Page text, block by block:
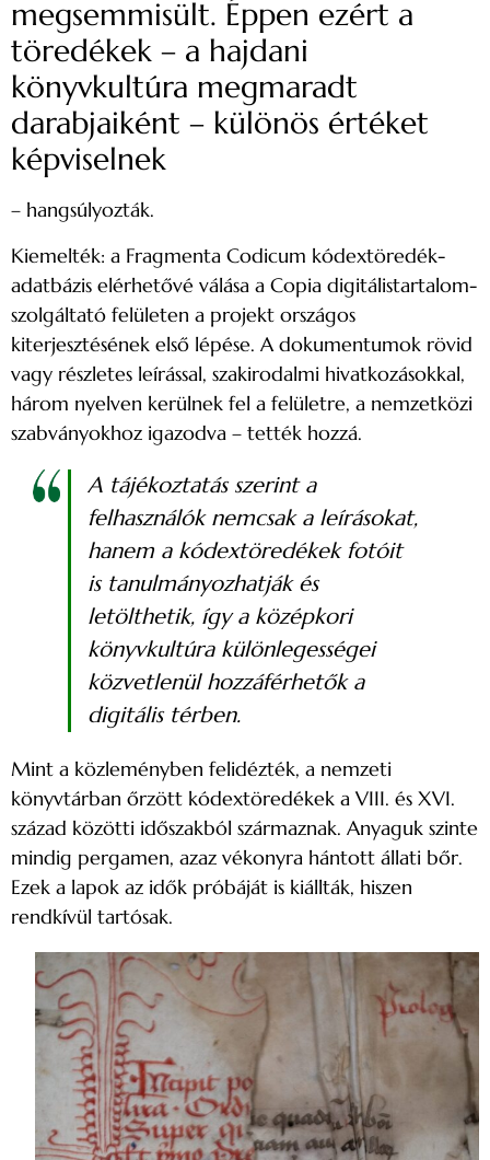
megsemmisült. Éppen ezért a
töredékek – a hajdani
könyvkultúra megmaradt
darabjaiként – különös értéket
képviselnek
– hangsúlyozták.
Kiemelték: a Fragmenta Codicum kódextöredék-
adatbázis elérhetővé válása a Copia digitálistartalom-
szolgáltató felületen a projekt országos
kiterjesztésének első lépése. A dokumentumok rövid
vagy részletes leírással, szakirodalmi hivatkozásokkal,
három nyelven kerülnek fel a felületre, a nemzetközi
szabványokhoz igazodva – tették hozzá.
A tájékoztatás szerint a
felhasználók nemcsak a leírásokat,
hanem a kódextöredékek fotóit
is tanulmányozhatják és
letölthetik, így a középkori
könyvkultúra különlegességei
közvetlenül hozzáférhetők a
digitális térben.
Mint a közleményben felidézték, a nemzeti
könyvtárban őrzött kódextöredékek a VIII. és XVI.
század közötti időszakból származnak. Anyaguk szinte
mindig pergamen, azaz vékonyra hántott állati bőr.
Ezek a lapok az idők próbáját is kiállták, hiszen
rendkívül tartósak.